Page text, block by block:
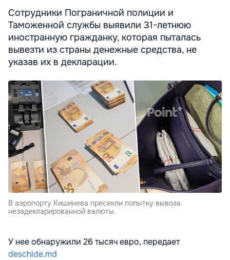
Сотрудники Пограничной полиции и
Таможенной службы выявили 31-летнюю
иностранную гражданку, которая пыталась
вывезти из страны денежные средства, не
указав их в декларации.
В аэропорту Кишинева пресекли попытку вывоза
незадекларированной валюты.
У нее обнаружили 26 тысяч евро, передает
deschide.md